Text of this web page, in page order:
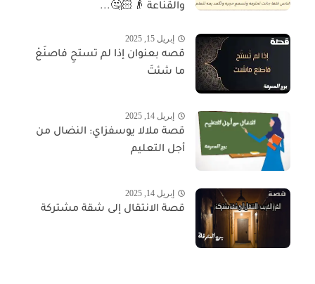
والقناعة 👴🏻🤔...
إبريل 15, 2025
قصه بعنوان إذا لم تستحِ فاصنَعْ
ما شئتَ
إبريل 14, 2025
قصة ملالا يوسفزاي: النضال من
أجل التعليم
إبريل 14, 2025
قصة الانتقال إلى شقة مشتركة